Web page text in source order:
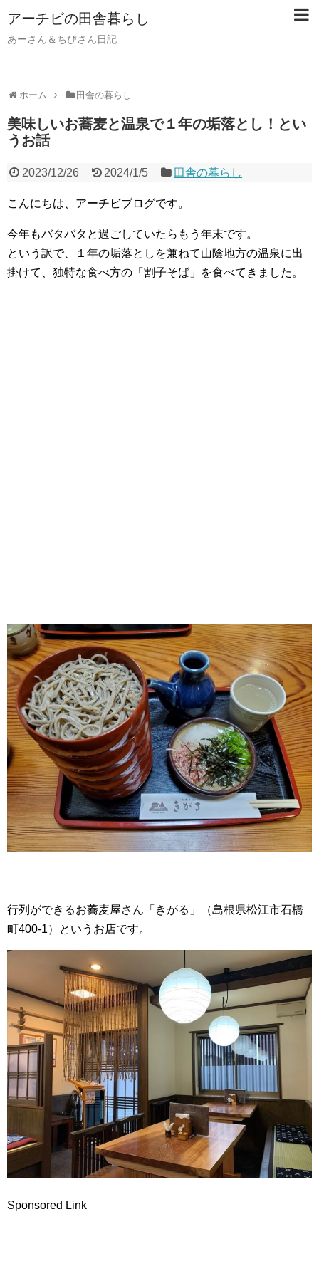
アーチビの田舎暮らし
あーさん＆ちびさん日記
ホーム 田舎の暮らし
美味しいお蕎麦と温泉で１年の垢落とし！とい
うお話
2023/12/26 2024/1/5 田舎の暮らし
こんにちは、アーチビブログです。
今年もバタバタと過ごしていたらもう年末です。
という訳で、１年の垢落としを兼ねて山陰地方の温泉に出
掛けて、独特な食べ方の「割子そば」を食べてきました。
行列ができるお蕎麦屋さん「きがる」（島根県松江市石橋
町400-1）というお店です。
Sponsored Link